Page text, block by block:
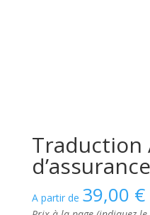
d’assurance
A partir de 39,00 €